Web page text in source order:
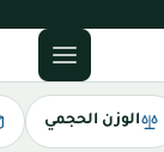
الوزن الحجمي